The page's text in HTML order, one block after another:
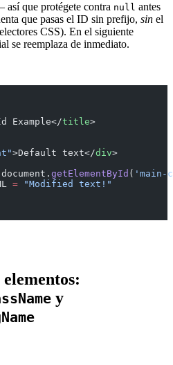
que protégete contra null antes
que pasas el ID sin prefijo, sin el
CSS). En el siguiente
se reemplaza de inmediato.
Example</title>
>Default text</div>
document. getElementById ( 'main-
= "Modified text!"
y